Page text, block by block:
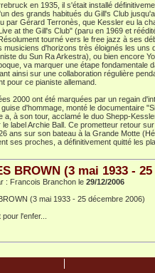
en 1935, il s'était installé
des grands habitués du Gill's Club
par Gérard Terronès, que Kessler eu la
at the Gill's Club" (paru en 1969 et
tourné vers le free jazz à ses
musiciens d'horizons très éloignés les uns
du Sun Ra Arkestra), ou bien encore
va marquer une étape fondamentale
ainsi sur une collaboration régulière
pour ce pianiste allemand.
2000 ont été marquées par un regain
d'hommage, monté le documentaire
a, à son tour, acclamé le duo Shepp-
le label Archie Ball. Ce prometteur retour
ans sur son bateau à la Grande Motte
ses proches, a définitivement quitté les
BROWN (3 mai 1933 -
: Francois Branchon le 29/12/2006
(3 mai 1933 - 25 décembre 2006)
l'enfer...